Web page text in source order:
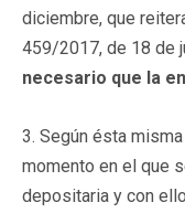
diciembre, que
459/2017, de 18 de
necesario que la
3. Según ésta
momento en el que
depositaria y con